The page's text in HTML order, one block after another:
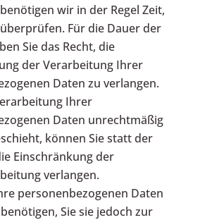
wir in der Regel Zeit,
Für die Dauer der
Sie das Recht, die
der Verarbeitung Ihrer
Daten zu verlangen.
Ihrer
Daten unrechtmäßig
können Sie statt der
Einschränkung der
verlangen.
personenbezogenen Daten
Sie sie jedoch zur